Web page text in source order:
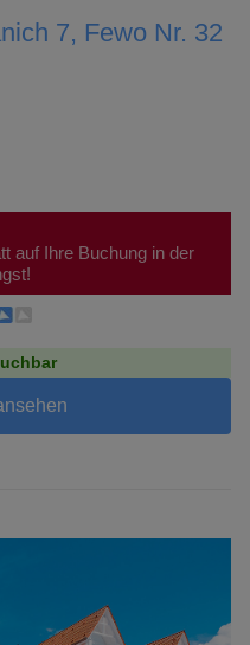
7, Fewo Nr. 32
auf Ihre Buchung in der